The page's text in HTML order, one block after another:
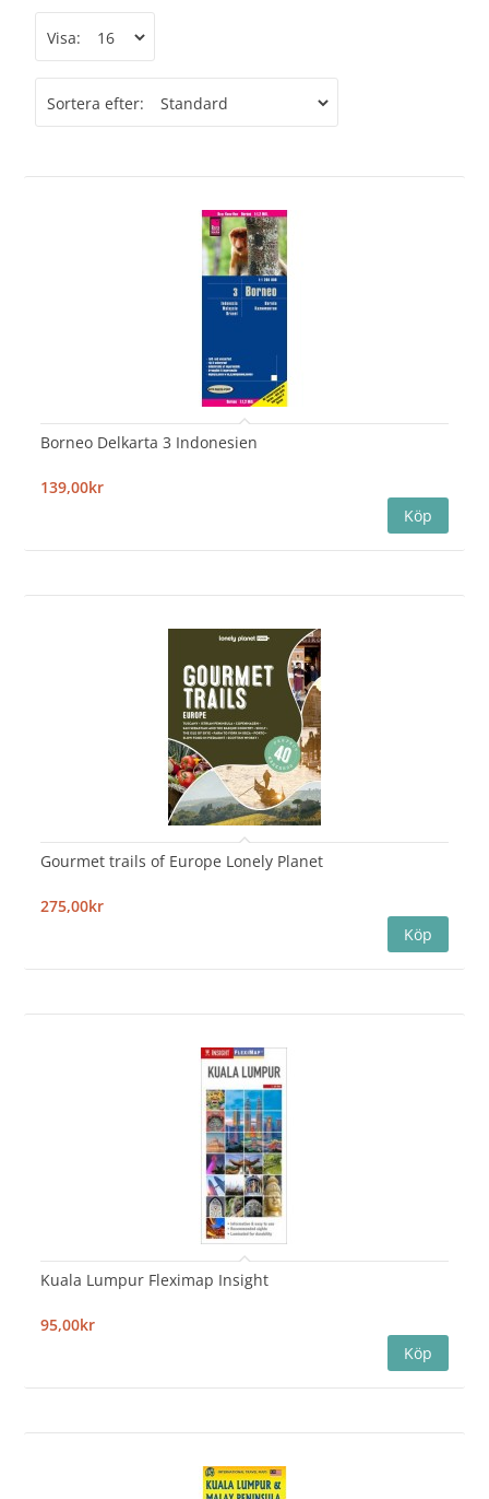
Visa:
Sortera efter:
Borneo Delkarta 3 Indonesien
139,00kr
Gourmet trails of Europe Lonely Planet
275,00kr
Kuala Lumpur Fleximap Insight
95,00kr